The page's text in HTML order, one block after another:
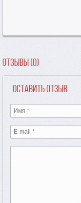
Отзывы (0)
Оставить отзыв